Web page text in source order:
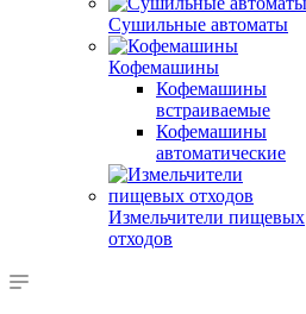
Сушильные автоматы
Кофемашины
Кофемашины
встраиваемые
Кофемашины
автоматические
Измельчители пищевых
отходов